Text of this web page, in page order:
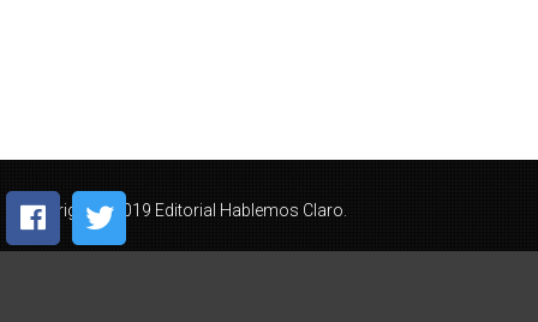
Copyright © 2019 Editorial Hablemos Claro.